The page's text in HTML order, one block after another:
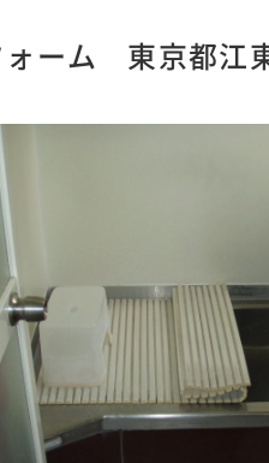
ォーム 東京都江